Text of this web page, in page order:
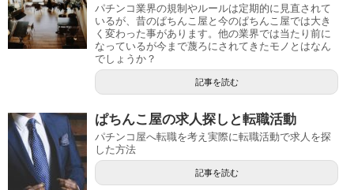
パチンコ業界の規制やルールは定期的に見直されて
いるが、昔のぱちんこ屋と今のぱちんこ屋では大き
く変わった事があります。他の業界では当たり前に
なっているが今まで蔑ろにされてきたモノとはなん
でしょうか？
記事を読む
ぱちんこ屋の求人探しと転職活動
パチンコ屋へ転職を考え実際に転職活動で求人を探
した方法
記事を読む